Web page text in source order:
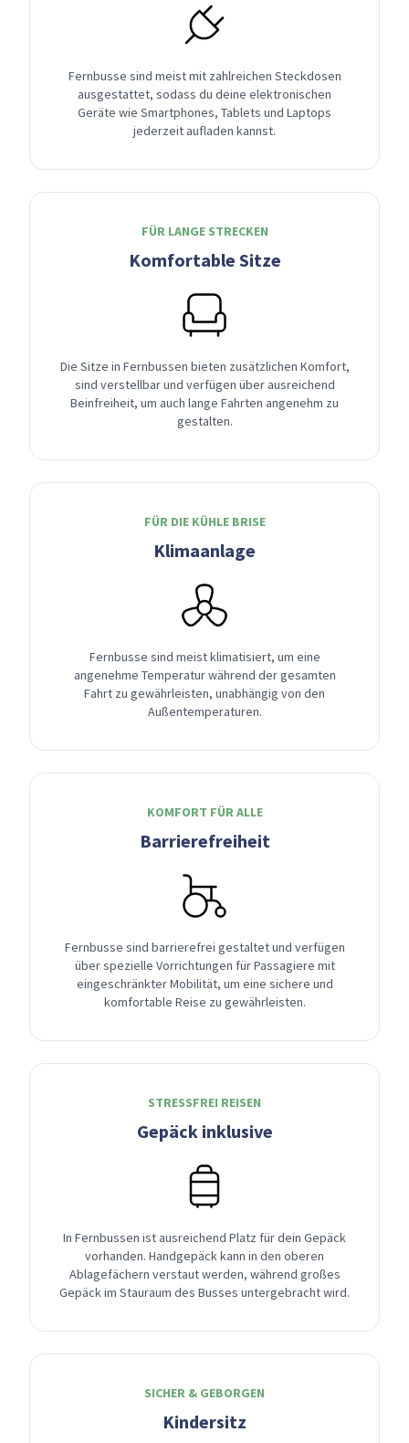
Fernbusse sind meist mit zahlreichen Steckdosen
ausgestattet, sodass du deine elektronischen
Geräte wie Smartphones, Tablets und Laptops
jederzeit aufladen kannst.
FÜR LANGE STRECKEN
Komfortable Sitze
Die Sitze in Fernbussen bieten zusätzlichen Komfort,
sind verstellbar und verfügen über ausreichend
Beinfreiheit, um auch lange Fahrten angenehm zu
gestalten.
FÜR DIE KÜHLE BRISE
Klimaanlage
Fernbusse sind meist klimatisiert, um eine
angenehme Temperatur während der gesamten
Fahrt zu gewährleisten, unabhängig von den
Außentemperaturen.
KOMFORT FÜR ALLE
Barrierefreiheit
Fernbusse sind barrierefrei gestaltet und verfügen
über spezielle Vorrichtungen für Passagiere mit
eingeschränkter Mobilität, um eine sichere und
komfortable Reise zu gewährleisten.
STRESSFREI REISEN
Gepäck inklusive
In Fernbussen ist ausreichend Platz für dein Gepäck
vorhanden. Handgepäck kann in den oberen
Ablagefächern verstaut werden, während großes
Gepäck im Stauraum des Busses untergebracht wird.
SICHER & GEBORGEN
Kindersitz